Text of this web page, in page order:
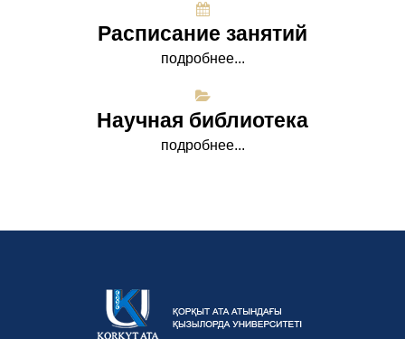
Расписание занятий
подробнее...
Научная библиотека
подробнее...